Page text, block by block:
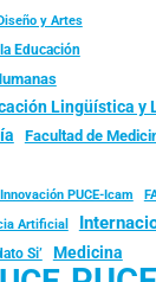
y Artes
Educación
Lingüística y
Facultad de
PUCE-Icam
Artificial
Si’ Medicina